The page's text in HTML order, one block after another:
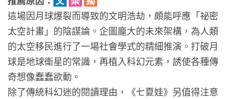
這場因月球爆裂而導致的文明浩劫，頗能呼應「祕密
太空計畫」的陰謀論。企圖龐大的未來架構，為人類
的太空移民進行了一場社會學式的精細推演。打破月
球是地球衛星的常識，再植入科幻元素，誘使各種傳
奇想像蠢蠢欲動。
除了傳統科幻迷的閱讀理由，《七夏娃》另值得注意